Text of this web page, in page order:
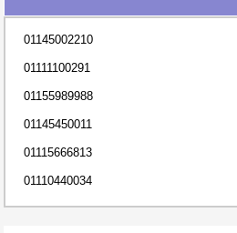
01145002210
01111100291
01155989988
01145450011
01115666813
01110440034